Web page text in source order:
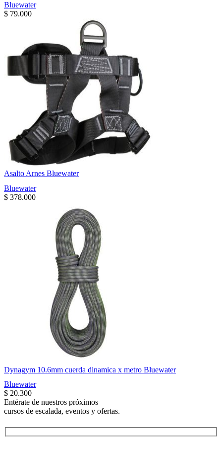
Bluewater
$ 79.000
Asalto Arnes Bluewater
Bluewater
$ 378.000
Dynagym 10.6mm cuerda dinamica x metro Bluewater
Bluewater
$ 20.300
Entérate de nuestros próximos
cursos de escalada, eventos y ofertas.